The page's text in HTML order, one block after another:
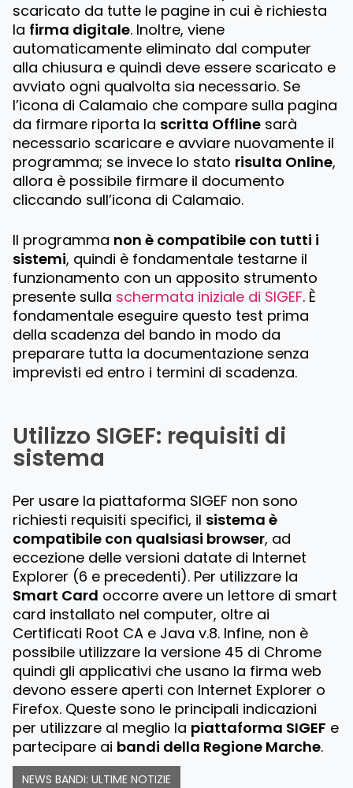
scaricato da tutte le pagine in cui è richiesta
la firma digitale. Inoltre, viene
automaticamente eliminato dal computer
alla chiusura e quindi deve essere scaricato e
avviato ogni qualvolta sia necessario. Se
l’icona di Calamaio che compare sulla pagina
da firmare riporta la scritta Offline sarà
necessario scaricare e avviare nuovamente il
programma; se invece lo stato risulta Online,
allora è possibile firmare il documento
cliccando sull’icona di Calamaio.
Il programma non è compatibile con tutti i
sistemi, quindi è fondamentale testarne il
funzionamento con un apposito strumento
presente sulla schermata iniziale di SIGEF. È
fondamentale eseguire questo test prima
della scadenza del bando in modo da
preparare tutta la documentazione senza
imprevisti ed entro i termini di scadenza.
Utilizzo SIGEF: requisiti di
sistema
Per usare la piattaforma SIGEF non sono
richiesti requisiti specifici, il sistema è
compatibile con qualsiasi browser, ad
eccezione delle versioni datate di Internet
Explorer (6 e precedenti). Per utilizzare la
Smart Card occorre avere un lettore di smart
card installato nel computer, oltre ai
Certificati Root CA e Java v.8. Infine, non è
possibile utilizzare la versione 45 di Chrome
quindi gli applicativi che usano la firma web
devono essere aperti con Internet Explorer o
Firefox. Queste sono le principali indicazioni
per utilizzare al meglio la piattaforma SIGEF e
partecipare ai bandi della Regione Marche.
NEWS BANDI: ULTIME NOTIZIE